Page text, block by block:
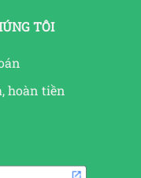
TÔI
hoàn tiền